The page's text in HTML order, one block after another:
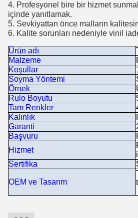
4. Profesyonel bire bir hizmet
içinde yanıtlamak.
5. Sevkiyattan önce malların
6. Kalite sorunları nedeniyle vinil
Ürün adı
Malzeme
Koşullar
Soyma Yöntemi
Örnek
Rulo Boyutu
Tam Renkler
Kalınlık
Garanti
Başvuru
Hizmet
Sertifika
OEM ve Tasarım